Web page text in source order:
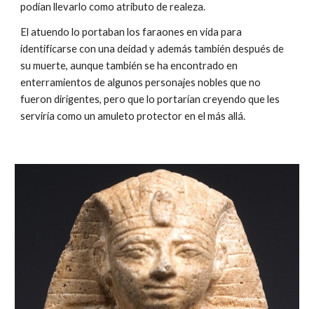
podían llevarlo como atributo de realeza.
El atuendo lo portaban los faraones en vida para
identificarse con una deidad y además también después de
su muerte, aunque también se ha encontrado en
enterramientos de algunos personajes nobles que no
fueron dirigentes, pero que lo portarían creyendo que les
serviría como un amuleto protector en el más allá.